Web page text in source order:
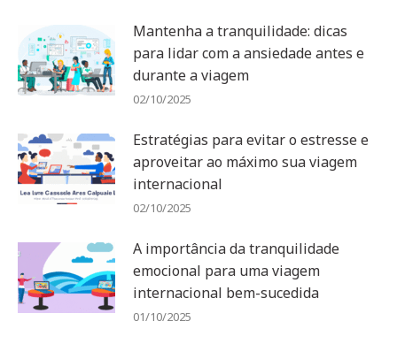
Mantenha a tranquilidade: dicas
para lidar com a ansiedade antes e
durante a viagem
02/10/2025
Estratégias para evitar o estresse e
aproveitar ao máximo sua viagem
internacional
02/10/2025
A importância da tranquilidade
emocional para uma viagem
internacional bem-sucedida
01/10/2025